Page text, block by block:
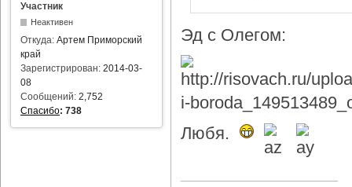
Участник
Неактивен
Откуда: Артем Приморский
край
Зарегистрирован: 2014-03-
08
Сообщений: 2,752
Спасибо: 738
Эд с Олегом:
Любя.